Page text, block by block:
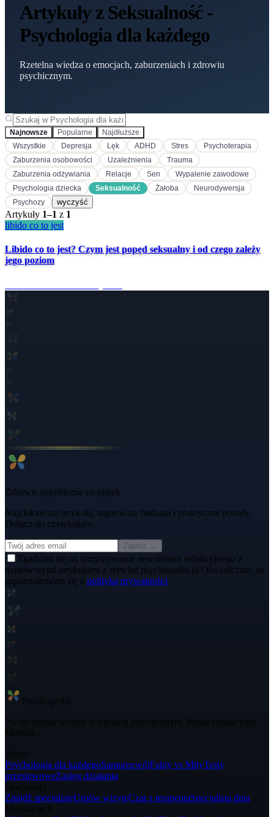
Artykuły z Seksualność -
Psychologia dla każdego
Rzetelna wiedza o emocjach, zaburzeniach i zdrowiu
psychicznym.
Najnowsze Popularne
Najdłuższe
Wszystkie
Depresja Lęk ADHD Stres
Psychoterapia
Zaburzenia osobowości
Uzależnienia
Trauma
Zaburzenia odżywiania
Relacje Sen
Wypalenie zawodowe
Psychologia dziecka
Seksualność Żałoba
Neurodywersja
Psychozy
wyczyść
Artykuły 1–1 z 1
libido co to jest
Libido co to jest? Czym jest popęd seksualny i od czego zależy
jego poziom
Zdrowie psychiczne co piątek
Najciekawsze artykuły, najnowsze badania i praktyczne porady.
Dołącz do czytelników.
Zapisz →
Zgadzam się na otrzymywanie newslettera redakcyjnego z
najnowszymi artykułami z serwisu psychopedia.pl Oświadczam, że
zapoznałem/am się z polityką prywatności.
Psycho pedia
Psychologia dla każdegoSamorozwójFakty vs MityTesty
przesiewoweZasięg działania
Znajdź specjalistęUmów wizytęCzat z terapeutąSpecjalista dnia